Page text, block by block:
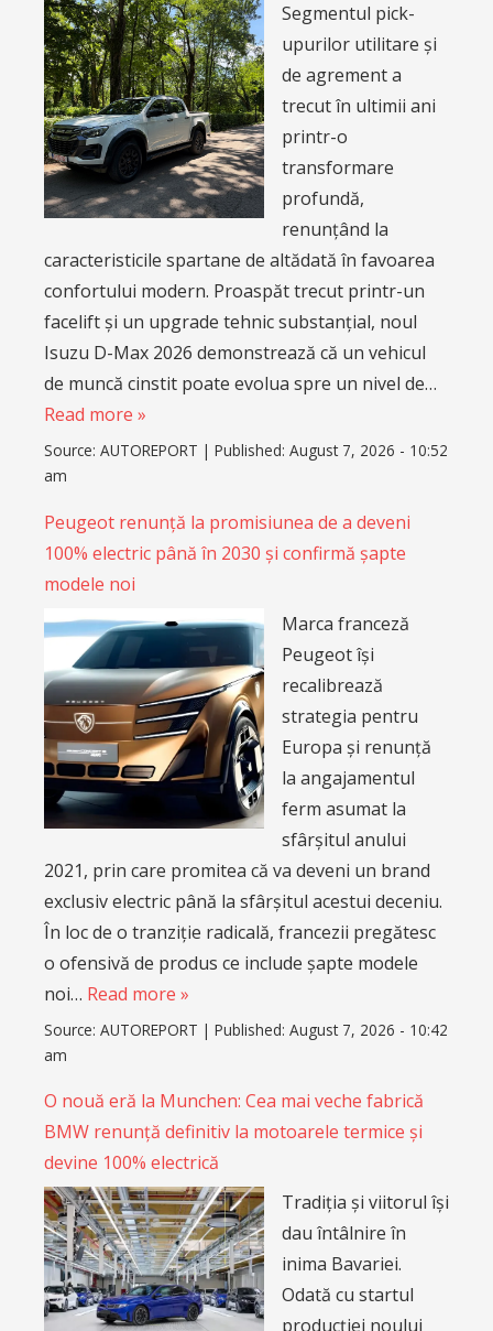
Segmentul pick-
upurilor utilitare și
de agrement a
trecut în ultimii ani
printr-o
transformare
profundă,
renunțând la
caracteristicile spartane de altădată în favoarea
confortului modern. Proaspăt trecut printr-un
facelift și un upgrade tehnic substanțial, noul
Isuzu D-Max 2026 demonstrează că un vehicul
de muncă cinstit poate evolua spre un nivel de…
Read more »
Source: AUTOREPORT | Published: August 7, 2026 - 10:52
am
Peugeot renunță la promisiunea de a deveni
100% electric până în 2030 și confirmă șapte
modele noi
Marca franceză
Peugeot își
recalibrează
strategia pentru
Europa și renunță
la angajamentul
ferm asumat la
sfârșitul anului
2021, prin care promitea că va deveni un brand
exclusiv electric până la sfârșitul acestui deceniu.
În loc de o tranziție radicală, francezii pregătesc
o ofensivă de produs ce include șapte modele
noi… Read more »
Source: AUTOREPORT | Published: August 7, 2026 - 10:42
am
O nouă eră la Munchen: Cea mai veche fabrică
BMW renunță definitiv la motoarele termice și
devine 100% electrică
Tradiția și viitorul își
dau întâlnire în
inima Bavariei.
Odată cu startul
producției noului